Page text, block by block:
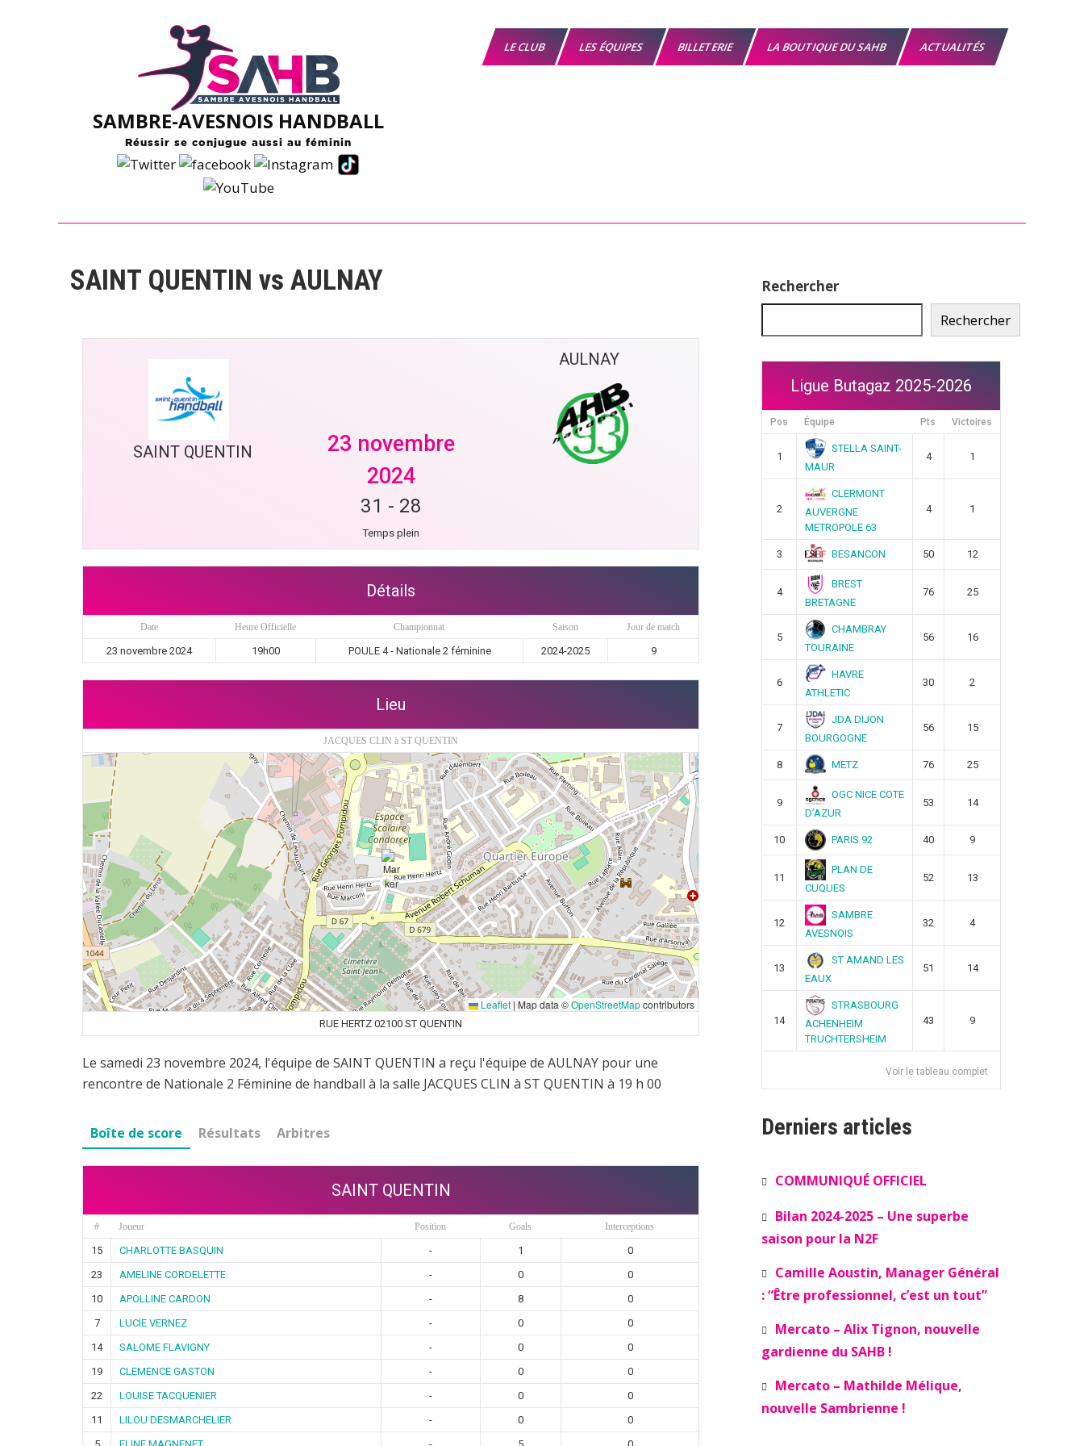
SAMBRE-AVESNOIS HANDBALL
Réussir se conjugue aussi au féminin
LE CLUB LES ÉQUIPES BILLETERIE LA BOUTIQUE DU SAHB ACTUALITÉS
SAINT QUENTIN vs AULNAY
SAINT QUENTIN
AULNAY
23 novembre
2024
31 - 28
Temps plein
Détails
Date Heure Officielle Championnat Saison Jour de match
23 novembre 2024 19h00 POULE 4 - Nationale 2 féminine 2024-2025 9
Lieu
JACQUES CLIN à ST QUENTIN
Leaflet | Map data ©OpenStreetMapcontributors
RUE HERTZ 02100 ST QUENTIN
Le samedi 23 novembre 2024, l'équipe de SAINT QUENTIN a reçu l'équipe de AULNAY pour une
rencontre de Nationale 2 Féminine de handball à la salle JACQUES CLIN à ST QUENTIN à 19 h 00
Boîte de score Résultats Arbitres
SAINT QUENTIN
# Joueur Position Goals Interceptions
15 CHARLOTTE BASQUIN - 1
0
23
AMELINE CORDELETTE - 0
0
10
APOLLINE CARDON - 8
0
7
LUCIE VERNEZ - 0
0
14
SALOME FLAVIGNY - 0
0
19
CLEMENCE GASTON - 0
0
22
LOUISE TACQUENIER - 0
0
11
LILOU DESMARCHELIER - 0
0
Rechercher
Rechercher
Ligue Butagaz 2025-2026
Pos Équipe Pts Victoires
1
STELLA SAINT-
MAUR
4 1
2
CLERMONT
AUVERGNE
METROPOLE 63
4 1
3 BESANCON 50 12
4
BREST
BRETAGNE
76 25
5
CHAMBRAY
TOURAINE
56 16
6
HAVRE
ATHLETIC
30 2
7
JDA DIJON
BOURGOGNE
56 15
8 METZ 76 25
9
OGC NICE COTE
D’AZUR
53 14
10 PARIS 92 40 9
11
PLAN DE
CUQUES
52 13
12
SAMBRE
AVESNOIS
32 4
13
ST AMAND LES
EAUX
51 14
14
STRASBOURG
ACHENHEIM
TRUCHTERSHEIM
43 9
Voir le tableau complet
Derniers articles
COMMUNIQUÉ OFFICIEL
Bilan 2024-2025 – Une superbe
saison pour la N2F
Camille Aoustin, Manager Général
: “Être professionnel, c’est un tout”
Mercato – Alix Tignon, nouvelle
gardienne du SAHB !
Mercato – Mathilde Mélique,
nouvelle Sambrienne !